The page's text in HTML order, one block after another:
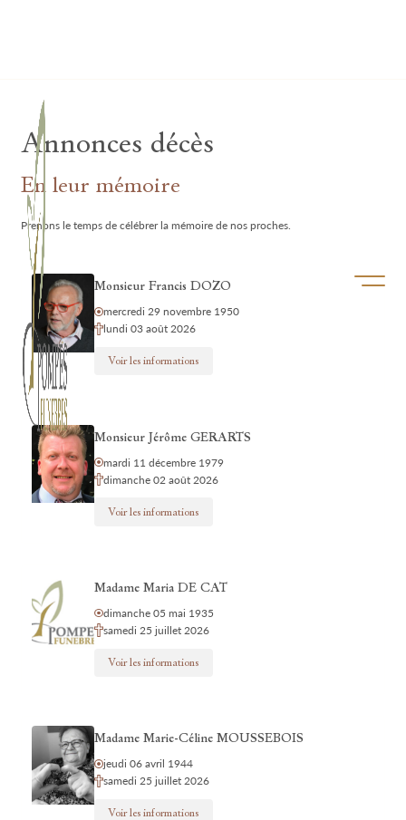
Ouvrir/
Annonces décès
En leur mémoire
Prenons le temps de célébrer la mémoire de nos proches.
Monsieur Francis DOZO
mercredi 29 novembre 1950
lundi 03 août 2026
Voir les informations
Monsieur Jérôme GERARTS
mardi 11 décembre 1979
dimanche 02 août 2026
Voir les informations
Madame Maria DE CAT
dimanche 05 mai 1935
samedi 25 juillet 2026
Voir les informations
Madame Marie-Céline MOUSSEBOIS
jeudi 06 avril 1944
samedi 25 juillet 2026
Voir les informations